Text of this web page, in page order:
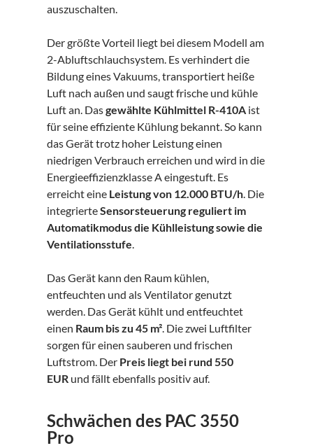
auszuschalten.
Der größte Vorteil liegt bei diesem Modell am
2-Abluftschlauchsystem. Es verhindert die
Bildung eines Vakuums, transportiert heiße
Luft nach außen und saugt frische und kühle
Luft an. Dasgewählte Kühlmittel R-410A ist
für seine effiziente Kühlung bekannt. So kann
das Gerät trotz hoher Leistung einen
niedrigen Verbrauch erreichen und wird in die
Energieeffizienzklasse A eingestuft. Es
erreicht eine Leistung von 12.000 BTU/h. Die
integrierteSensorsteuerung reguliert im
Automatikmodus die Kühlleistung sowie die
Ventilationsstufe.
Das Gerät kann den Raum kühlen,
entfeuchten und als Ventilator genutzt
werden. Das Gerät kühlt und entfeuchtet
einen Raum bis zu 45 m². Die zwei Luftfilter
sorgen für einen sauberen und frischen
Luftstrom. Der Preis liegt bei rund 550
EUR und fällt ebenfalls positiv auf.
Schwächen des PAC 3550
Pro